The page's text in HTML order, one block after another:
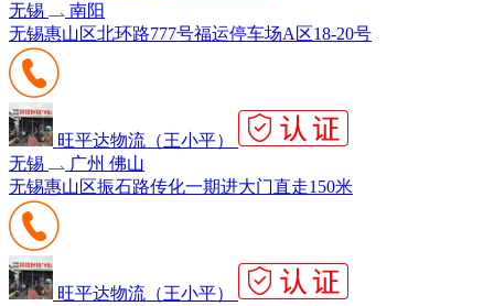
无锡
南阳
无锡惠山区北环路777号福运停车场A区18-20号
旺平达物流（王小平）
无锡
广州 佛山
无锡惠山区振石路传化一期进大门直走150米
旺平达物流（王小平）